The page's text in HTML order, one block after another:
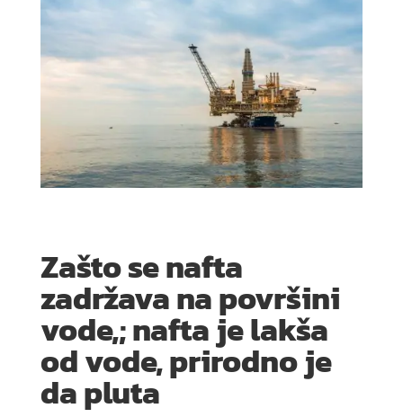
Zašto se nafta
zadržava na površini
vode,; nafta je lakša
od vode, prirodno je
da pluta